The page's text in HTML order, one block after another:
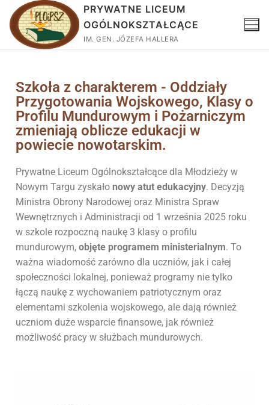
PRYWATNE LICEUM
OGÓLNOKSZTAŁCĄCE
IM. GEN. JÓZEFA HALLERA
Szkoła z charakterem - Oddziały
Przygotowania Wojskowego, Klasy o
Profilu Mundurowym i Pożarniczym
zmieniają oblicze edukacji w
powiecie nowotarskim.
Prywatne Liceum Ogólnokształcące dla Młodzieży w
Nowym Targu zyskało nowy atut edukacyjny. Decyzją
Ministra Obrony Narodowej oraz Ministra Spraw
Wewnętrznych i Administracji od 1 września 2025 roku
w szkole rozpoczną naukę 3 klasy o profilu
mundurowym, objęte programem ministerialnym. To
ważna wiadomość zarówno dla uczniów, jak i całej
społeczności lokalnej, ponieważ programy nie tylko
łączą naukę z wychowaniem patriotycznym oraz
elementami szkolenia wojskowego, ale dają również
uczniom duże wsparcie finansowe, jak również
możliwość pracy w służbach mundurowych.